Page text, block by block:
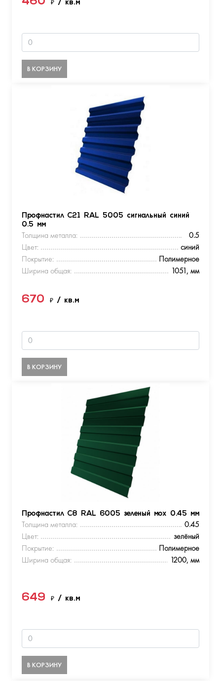
₽ / кв.м
В КОРЗИНУ
Профнастил С21 RAL 5005 сигнальный синий
0.5 мм
Толщина металла:
0.5
Цвет:
синий
Покрытие:
Полимерное
Ширина общая:
1051, мм
670 ₽ / кв.м
В КОРЗИНУ
Профнастил С8 RAL 6005 зеленый мох 0.45 мм
Толщина металла:
0.45
Цвет:
зелёный
Покрытие:
Полимерное
Ширина общая:
1200, мм
649 ₽ / кв.м
В КОРЗИНУ